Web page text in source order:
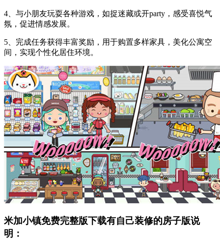
4、与小朋友玩耍各种游戏，如捉迷藏或开party，感受喜悦气
氛，促进情感发展。
5、完成任务获得丰富奖励，用于购置多样家具，美化公寓空
间，实现个性化居住环境。
米加小镇免费完整版下载有自己装修的房子版说
明：